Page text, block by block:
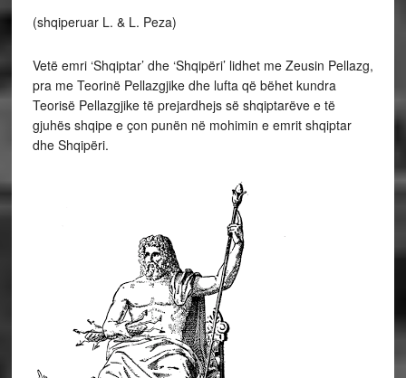
(shqiperuar L. & L. Peza)
Vetë emri ‘Shqiptar’ dhe ‘Shqipëri’ lidhet me Zeusin Pellazg,
pra me Teorinë Pellazgjike dhe lufta që bëhet kundra
Teorisë Pellazgjike të prejardhejs së shqiptarëve e të
gjuhës shqipe e çon punën në mohimin e emrit shqiptar
dhe Shqipëri.